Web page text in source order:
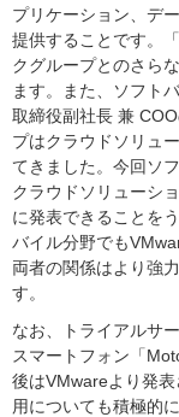
プリケーション、デ
提供することです。
クグループとのさら
ます。また、ソフト
取締役副社長 兼
プはクラウドソリュ
てきました。今回ソ
クラウドソリューシ
に発表できることを
バイル分野でも
両者の関係はより強
す。
なお、トライアルサ
スマートフォン「
後はVMwareより発
用についても積極的